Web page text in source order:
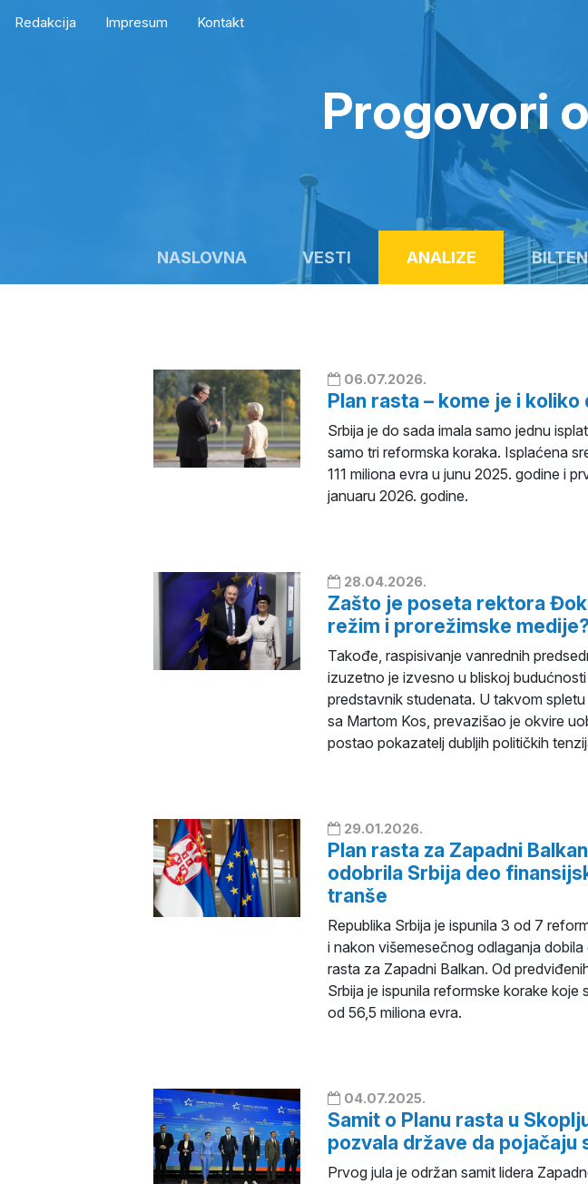
Redakcija Impresum Kontakt
Progovori
NASLOVNA VESTI ANALIZE BILTEN
06.07.2026.
Plan rasta – kome je i
Srbija je do sada imala samo jednu
samo tri reformska koraka. Isplaćena
111 miliona evra u junu 2025. godine i
januaru 2026. godine.
28.04.2026.
Zašto je poseta rektora
režim i prorežimske medije?
Takođe, raspisivanje vanrednih
izuzetno je izvesno u bliskoj
predstavnik studenata. U takvom
sa Martom Kos, prevazišao je okvire
postao pokazatelj dubljih političkih
29.01.2026.
Plan rasta za Zapadni
odobrila Srbija deo
tranše
Republika Srbija je ispunila 3 od 7
i nakon višemesečnog odlaganja
rasta za Zapadni Balkan. Od
Srbija je ispunila reformske korake
od 56,5 miliona evra.
04.07.2025.
Samit o Planu rasta u
pozvala države da
Prvog jula je održan samit lidera